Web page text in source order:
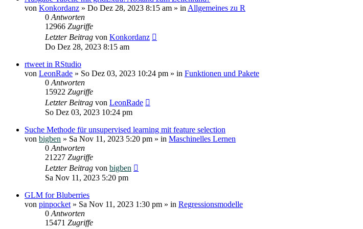
von Konkordanz » Do Dez 28, 2023 8:15 am » in Allgemeines zu R
0 Antworten
12966 Zugriffe
Letzter Beitrag von Konkordanz
Do Dez 28, 2023 8:15 am
rtweet in RStudio
von LeonRade » So Dez 03, 2023 10:24 pm » in Funktionen und Pakete
0 Antworten
15922 Zugriffe
Letzter Beitrag von LeonRade
So Dez 03, 2023 10:24 pm
Suche Methode für unsupervised learning mit feature selection
von bigben » Sa Nov 11, 2023 5:20 pm » in Maschinelles Lernen
0 Antworten
21227 Zugriffe
Letzter Beitrag von bigben
Sa Nov 11, 2023 5:20 pm
GLM for Bluberries
von pinpocket » Sa Nov 11, 2023 1:30 pm » in Regressionsmodelle
0 Antworten
15471 Zugriffe